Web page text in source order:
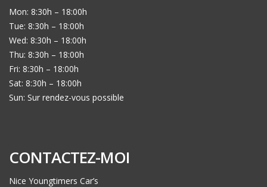
Mon: 8:30h – 18:00h
Tue: 8:30h – 18:00h
Wed: 8:30h – 18:00h
Thu: 8:30h – 18:00h
Fri: 8:30h – 18:00h
Sat: 8:30h – 18:00h
Sun: Sur rendez-vous possible
CONTACTEZ-MOI
Nice Youngtimers Car’s